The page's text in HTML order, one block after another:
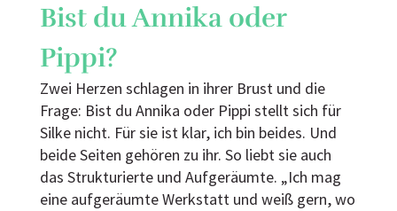
Bist du Annika oder
Pippi?
Zwei Herzen schlagen in ihrer Brust und die
Frage: Bist du Annika oder Pippi stellt sich für
Silke nicht. Für sie ist klar, ich bin beides. Und
beide Seiten gehören zu ihr. So liebt sie auch
das Strukturierte und Aufgeräumte. „Ich mag
eine aufgeräumte Werkstatt und weiß gern, wo